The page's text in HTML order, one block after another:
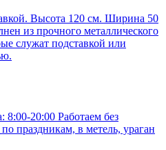
Высота 120 см. Ширина 50
из прочного металлического
служат подставкой или
8:00-20:00 Работаем без
праздникам, в метель, ураган